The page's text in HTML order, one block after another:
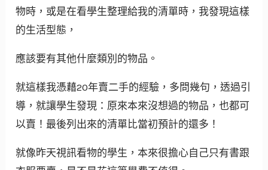
物時，或是在看學生整理給我的清單時，我發現這樣
的生活型態，
應該要有其他什麼類別的物品。
就這樣我憑藉20年賣二手的經驗，多問幾句，透過引
導，就讓學生發現：原來本來沒想過的物品，也都可
以賣！最後列出來的清單比當初預計的還多！
就像昨天視訊看物的學生，本來很擔心自己只有書跟